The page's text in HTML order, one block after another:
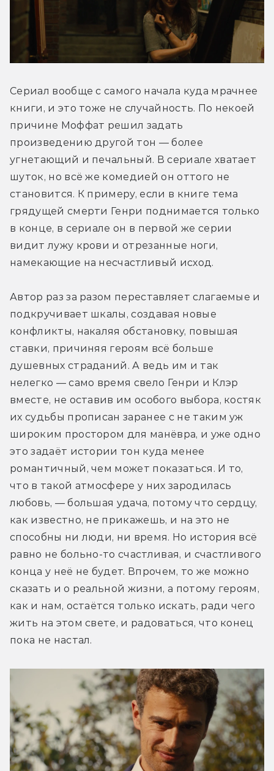
Сериал вообще с самого начала куда мрачнее
книги, и это тоже не случайность. По некоей
причине Моффат решил задать
произведению другой тон — более
угнетающий и печальный. В сериале хватает
шуток, но всё же комедией он оттого не
становится. К примеру, если в книге тема
грядущей смерти Генри поднимается только
в конце, в сериале он в первой же серии
видит лужу крови и отрезанные ноги,
намекающие на несчастливый исход.
Автор раз за разом переставляет слагаемые и
подкручивает шкалы, создавая новые
конфликты, накаляя обстановку, повышая
ставки, причиняя героям всё больше
душевных страданий. А ведь им и так
нелегко — само время свело Генри и Клэр
вместе, не оставив им особого выбора, костяк
их судьбы прописан заранее с не таким уж
широким простором для манёвра, и уже одно
это задаёт истории тон куда менее
романтичный, чем может показаться. И то,
что в такой атмосфере у них зародилась
любовь, — большая удача, потому что сердцу,
как известно, не прикажешь, и на это не
способны ни люди, ни время. Но история всё
равно не больно-то счастливая, и счастливого
конца у неё не будет. Впрочем, то же можно
сказать и о реальной жизни, а потому героям,
как и нам, остаётся только искать, ради чего
жить на этом свете, и радоваться, что конец
пока не настал.